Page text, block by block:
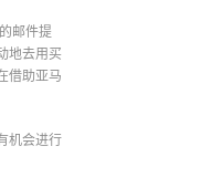
邮件提
地去用买
借助亚马
机会进行